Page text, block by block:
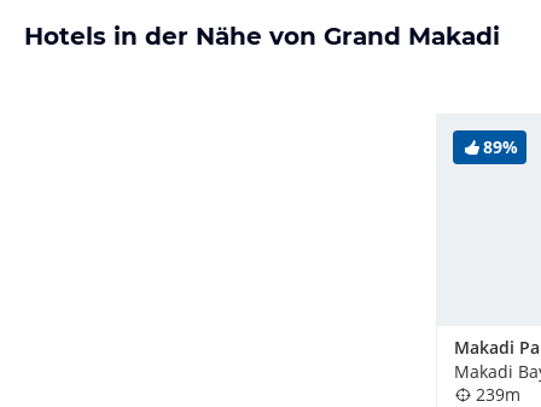
Hotels in der Nähe von Grand Makadi
89%
Makadi
Makadi
239m